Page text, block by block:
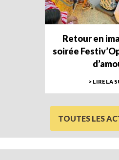
Retour en
soirée
> LIRE LA
TOUTES LES